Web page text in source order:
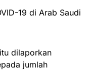
19 di Arab Saudi
dilaporkan
jumlah